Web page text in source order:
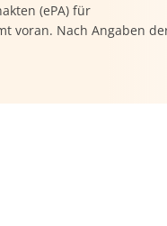
(ePA) für
voran. Nach Angaben
Millionen E-Akten aktiviert.
Krankenkassen die
ihre Mitglieder mit
gibt es gut 74 Millionen